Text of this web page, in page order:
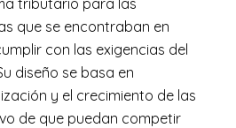
que se encontraban en
con las exigencias del
diseño se basa en
y el crecimiento de las
de que puedan competir